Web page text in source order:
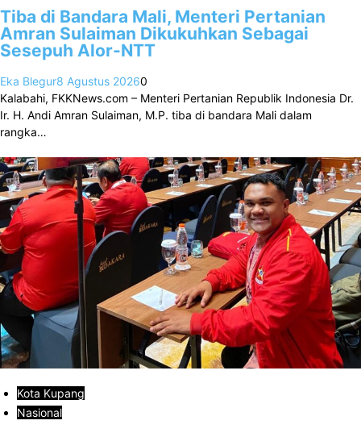
Tiba di Bandara Mali, Menteri Pertanian
Amran Sulaiman Dikukuhkan Sebagai
Sesepuh Alor-NTT
Eka Blegur8 Agustus 20260
Kalabahi, FKKNews.com – Menteri Pertanian Republik Indonesia Dr.
Ir. H. Andi Amran Sulaiman, M.P. tiba di bandara Mali dalam
rangka…
Kota Kupang
Nasional